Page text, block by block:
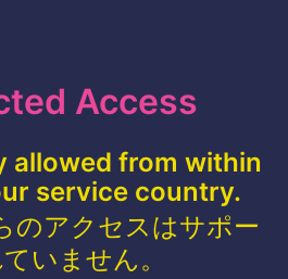
Access
allowed from within
service country.
のアクセスはサポー
いません。